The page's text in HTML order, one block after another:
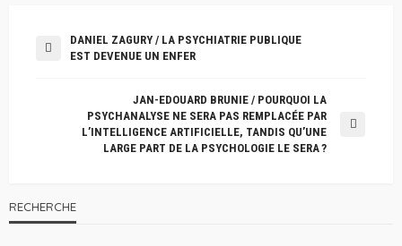
DANIEL ZAGURY / LA PSYCHIATRIE PUBLIQUE
EST DEVENUE UN ENFER
JAN-EDOUARD BRUNIE / POURQUOI LA
PSYCHANALYSE NE SERA PAS REMPLACÉE PAR
L’INTELLIGENCE ARTIFICIELLE, TANDIS QU’UNE
LARGE PART DE LA PSYCHOLOGIE LE SERA ?
RECHERCHE